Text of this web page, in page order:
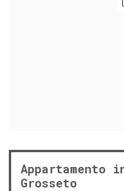
Appartamento
Grosseto